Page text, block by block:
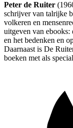
Peter de Ruiter
schrijver van talrijke
volkeren en
uitgeven van ebooks:
en het bedenken en
Daarnaast is De
boeken met als